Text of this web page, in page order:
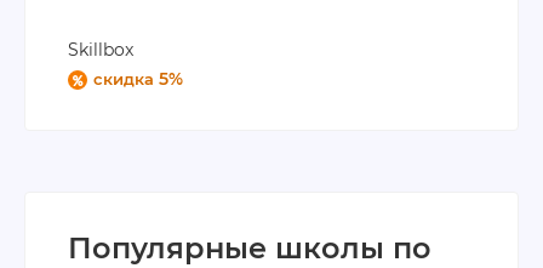
Skillbox
скидка 5%
Популярные школы по